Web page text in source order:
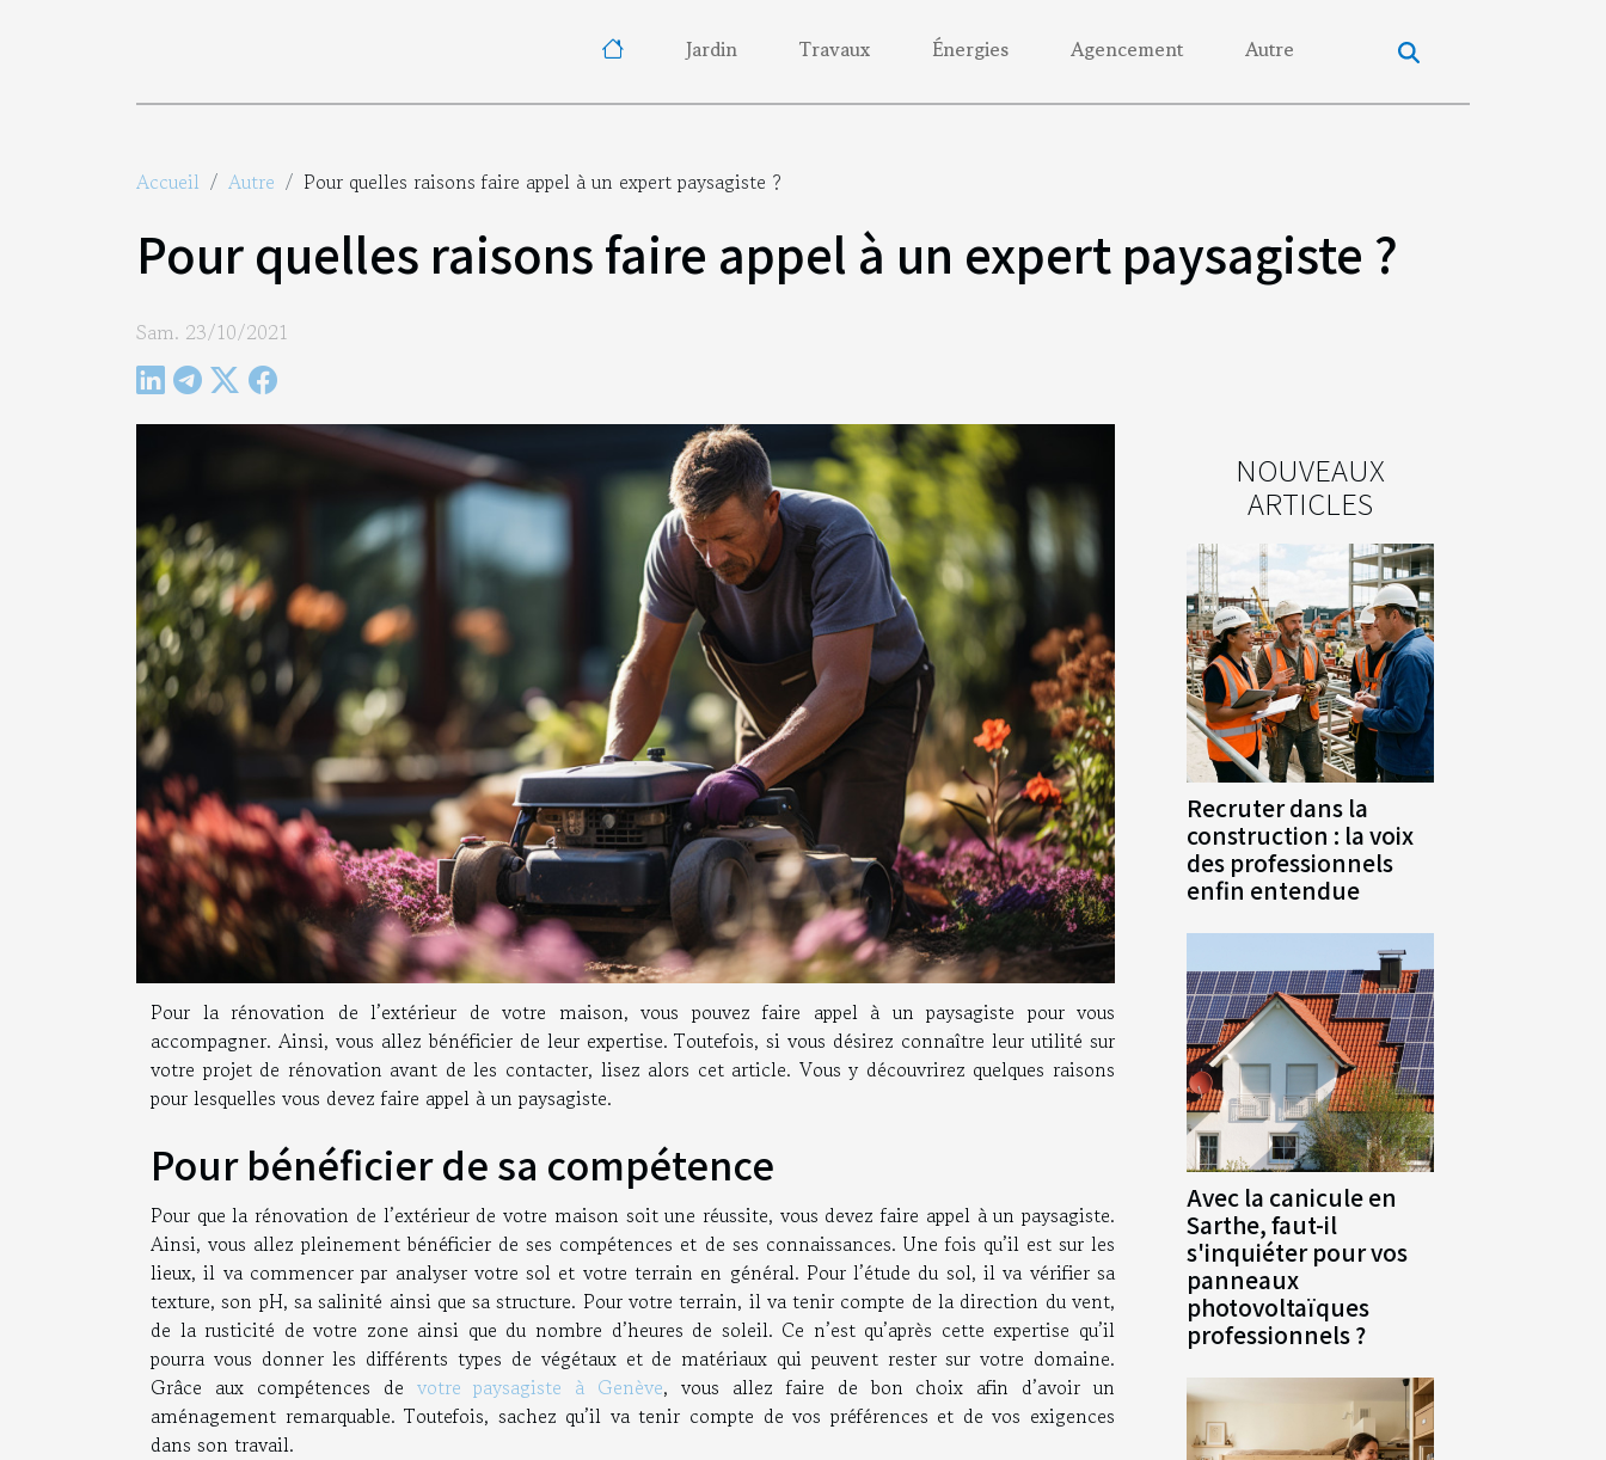
Jardin Travaux Énergies Agencement Autre
Accueil Autre Pour quelles raisons faire appel à un expert paysagiste ?
Pour quelles raisons faire appel à un expert paysagiste ?
Sam. 23/10/2021
Pour la rénovation de l’extérieur de votre maison, vous pouvez faire appel à un paysagiste pour vous
accompagner. Ainsi, vous allez bénéficier de leur expertise. Toutefois, si vous désirez connaître leur utilité sur
votre projet de rénovation avant de les contacter, lisez alors cet article. Vous y découvrirez quelques raisons
pour lesquelles vous devez faire appel à un paysagiste.
Pour bénéficier de sa compétence
Pour que la rénovation de l’extérieur de votre maison soit une réussite, vous devez faire appel à un paysagiste.
Ainsi, vous allez pleinement bénéficier de ses compétences et de ses connaissances. Une fois qu’il est sur les
lieux, il va commencer par analyser votre sol et votre terrain en général. Pour l’étude du sol, il va vérifier sa
texture, son pH, sa salinité ainsi que sa structure. Pour votre terrain, il va tenir compte de la direction du vent,
de la rusticité de votre zone ainsi que du nombre d’heures de soleil. Ce n’est qu’après cette expertise qu’il
pourra vous donner les différents types de végétaux et de matériaux qui peuvent rester sur votre domaine.
Grâce aux compétences de votre paysagiste à Genève, vous allez faire de bon choix afin d’avoir un
aménagement remarquable. Toutefois, sachez qu’il va tenir compte de vos préférences et de vos exigences
dans son travail.
NOUVEAUX
ARTICLES
Recruter dans la
construction : la voix
des professionnels
enfin entendue
Avec la canicule en
Sarthe, faut-il
s'inquiéter pour vos
panneaux
photovoltaïques
professionnels ?